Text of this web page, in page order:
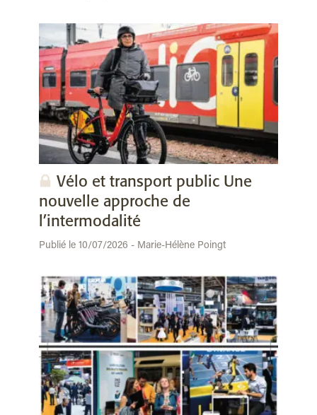
Vélo et transport public Une
nouvelle approche de
l’intermodalité
Publié le 10/07/2026 - Marie-Hélène Poingt